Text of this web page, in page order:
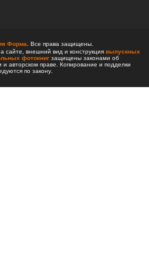
Форма . Все права защищены.
внешний вид и конструкция выпускных
фотокнигзащищены законами об
и авторском праве. Копирование и подделки
по закону.